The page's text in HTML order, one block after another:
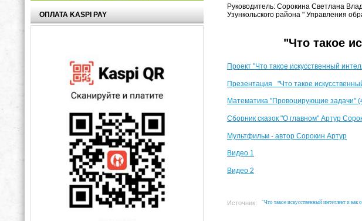
ОПЛАТА KASPI PAY
Руководитель: Сорокина Светлана
Узункольского района " Управления
"Что такое
Проект "Что такое искусственный
Презентация "Что такое
Математика "Провоцирующие задачи"
Сборник сказок "О главном" Артур
Мультфильм - автор Сорокин Артур
Видео 1
Видео 2
Источник: "Что такое искусственный интеллект и как